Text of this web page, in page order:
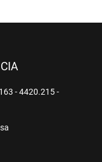
- 4420.215 -